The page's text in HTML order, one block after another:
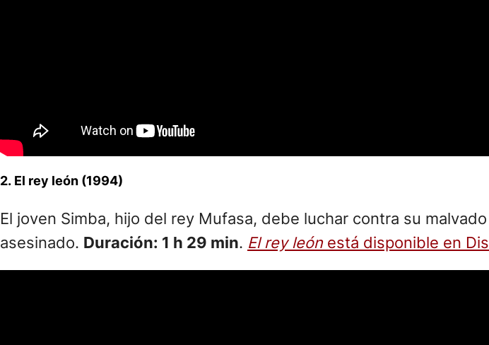
2. El rey león (1994)
El joven Simba, hijo del rey Mufasa, debe luchar contra su
asesinado. Duración: 1 h 29 min. El rey leónestá disponible en